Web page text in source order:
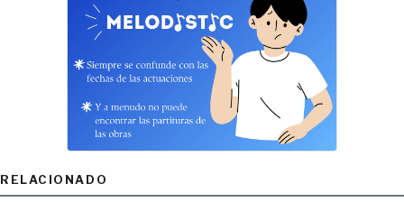
RELACIONADO